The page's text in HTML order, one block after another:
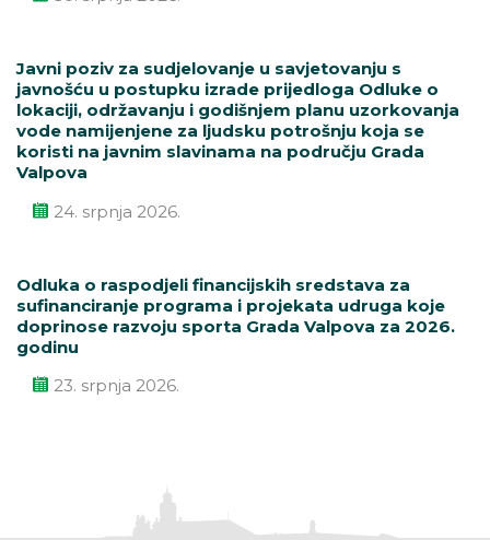
Javni poziv za sudjelovanje u savjetovanju s
javnošću u postupku izrade prijedloga Odluke o
lokaciji, održavanju i godišnjem planu uzorkovanja
vode namijenjene za ljudsku potrošnju koja se
koristi na javnim slavinama na području Grada
Valpova
24. srpnja 2026.
Odluka o raspodjeli financijskih sredstava za
sufinanciranje programa i projekata udruga koje
doprinose razvoju sporta Grada Valpova za 2026.
godinu
23. srpnja 2026.